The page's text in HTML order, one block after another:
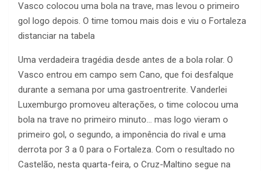
Vasco colocou uma bola na trave, mas levou o primeiro
gol logo depois. O time tomou mais dois e viu o Fortaleza
distanciar na tabela
Uma verdadeira tragédia desde antes de a bola rolar. O
Vasco entrou em campo sem Cano, que foi desfalque
durante a semana por uma gastroentrerite. Vanderlei
Luxemburgo promoveu alterações, o time colocou uma
bola na trave no primeiro minuto… mas logo vieram o
primeiro gol, o segundo, a imponência do rival e uma
derrota por 3 a 0 para o Fortaleza. Com o resultado no
Castelão, nesta quarta-feira, o Cruz-Maltino segue na